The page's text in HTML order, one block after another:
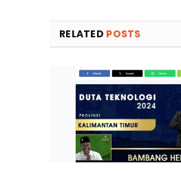
RELATED POSTS